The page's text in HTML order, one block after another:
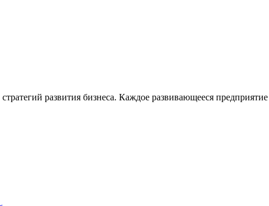
развития бизнеса. Каждое развивающееся